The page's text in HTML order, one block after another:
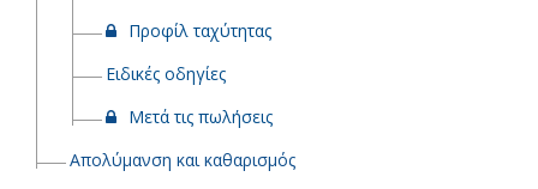
Προφίλ ταχύτητας
Ειδικές οδηγίες
Μετά τις πωλήσεις
Απολύμανση και καθαρισμός